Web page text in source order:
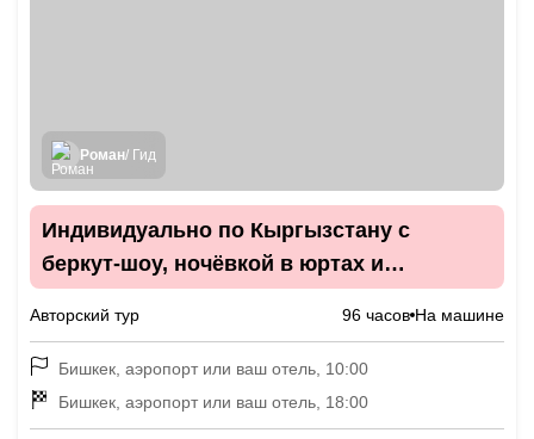
Роман/ Гид
Индивидуально по Кыргызстану с
беркут-шоу, ночёвкой в юртах и
Авторский тур 96 часов На машине
Бишкек, аэропорт или ваш отель, 10:00
Бишкек, аэропорт или ваш отель, 18:00